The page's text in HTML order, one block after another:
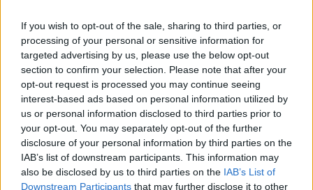
If you wish to opt-out of the sale, sharing to third parties, or
processing of your personal or sensitive information for
targeted advertising by us, please use the below opt-out
section to confirm your selection. Please note that after your
opt-out request is processed you may continue seeing
interest-based ads based on personal information utilized by
us or personal information disclosed to third parties prior to
your opt-out. You may separately opt-out of the further
disclosure of your personal information by third parties on the
IAB’s list of downstream participants. This information may
also be disclosed by us to third parties on the IAB’s List of
Downstream Participants that may further disclose it to other
benvenuto contenente una mappa
cartacea e digitale dei servizi family
friendly dell’area unitamente a prodotti
utili come, per esempio, le salviettine
detergenti.
A tutti i bambini dagli 0 ai 13 anni
saranno distribuiti braccialetti
identificativi che riporteranno il loro
nome, cognome e il recapito di uno dei